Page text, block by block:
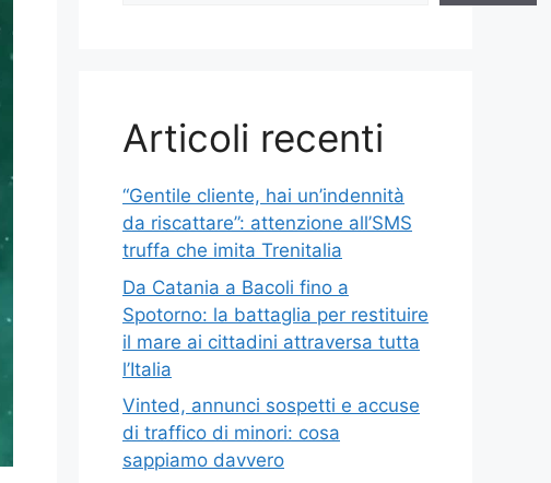
Articoli recenti
“Gentile cliente, hai un’indennità
da riscattare”: attenzione all’SMS
truffa che imita Trenitalia
Da Catania a Bacoli fino a
Spotorno: la battaglia per restituire
il mare ai cittadini attraversa tutta
l’Italia
Vinted, annunci sospetti e accuse
di traffico di minori: cosa
sappiamo davvero